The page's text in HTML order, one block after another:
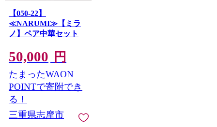
【050-22】
≪NARUMI≫【ミラ
ノ】ペア中華セット
50,000 円
たまったWAON
POINTで寄附でき
る！
三重県志摩市